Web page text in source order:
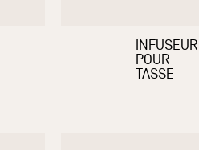
INFUSEUR
POUR
TASSE